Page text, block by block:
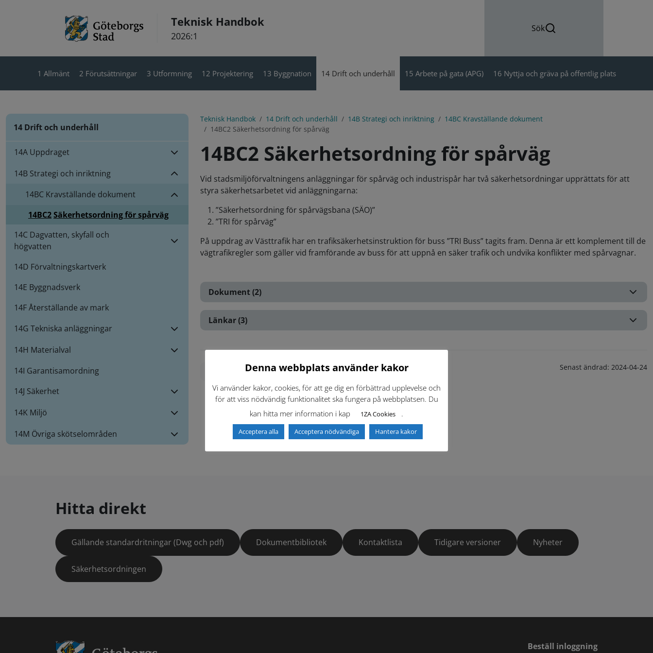
Teknisk Handbok
2026:1
Sök
1 Allmänt 2 Förutsättningar 3 Utformning 12 Projektering 13 Byggnation 14 Drift och underhåll 15 Arbete på gata (APG) 16 Nyttja och gräva på offentlig plats
14 Drift och underhåll
14A Uppdraget
14B Strategi och inriktning
14BC Kravställande dokument
14BC2Säkerhetsordning för spårväg
14C Dagvatten, skyfall och
högvatten
14D Förvaltningskartverk
14E Byggnadsverk
14F Återställande av mark
14G Tekniska anläggningar
14H Materialval
14I Garantisamordning
14J Säkerhet
14K Miljö
14M Övriga skötselområden
Teknisk Handbok 14 Drift och underhåll 14B Strategi och inriktning
14BC Kravställande dokument
14BC2 Säkerhetsordning för spårväg
14BC2 Säkerhetsordning för spårväg
Vid stadsmiljöförvaltningens anläggningar för spårväg och industrispår har två säkerhetsordningar upprättats för att
styra säkerhetsarbetet vid anläggningarna:
”Säkerhetsordning för spårvägsbana (SÄO)”
”TRI för spårväg”
På uppdrag av Västtrafik har en trafiksäkerhetsinstruktion för buss ”TRI Buss” tagits fram. Denna är ett komplement till de
vägtrafikregler som gäller vid framförande av buss för att uppnå en säker trafik och undvika konflikter med spårvagnar.
Dokument (2)
Länkar (3)
Senast ändrad: 2024-04-24
Hitta direkt
Gällande standardritningar (Dwg och pdf) Dokumentbibliotek Kontaktlista Tidigare versioner Nyheter
Säkerhetsordningen
Beställ inloggning
Denna webbplats använder kakor
Vi använder kakor, cookies, för att ge dig en förbättrad upplevelse och
för att viss nödvändig funktionalitet ska fungera på webbplatsen. Du
kan hitta mer information i kap
1ZA Cookies .
Acceptera alla Acceptera nödvändiga Hantera kakor